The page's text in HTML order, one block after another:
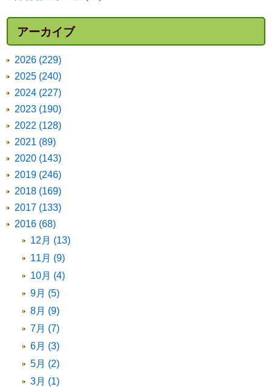
アーカイブ
2026 (229)
2025 (240)
2024 (227)
2023 (190)
2022 (128)
2021 (89)
2020 (143)
2019 (246)
2018 (169)
2017 (133)
2016 (68)
12月 (13)
11月 (9)
10月 (4)
9月 (5)
8月 (9)
7月 (7)
6月 (3)
5月 (2)
3月 (1)